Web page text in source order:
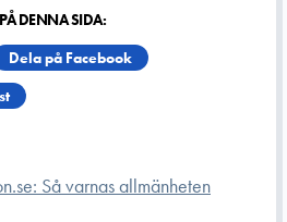
DENNA SIDA:
Dela på Facebook
Så varnas allmänheten